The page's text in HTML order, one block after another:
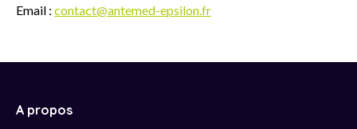
Email : contact@antemed-epsilon.fr
A propos